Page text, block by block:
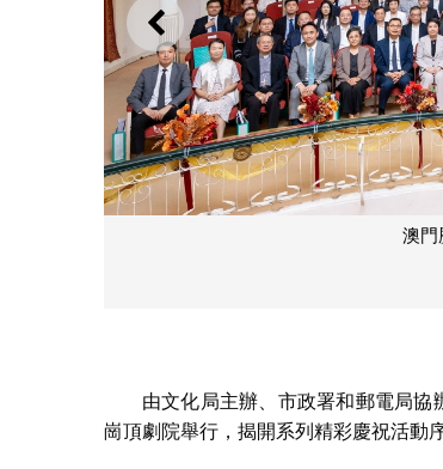
上一則
澳門
由文化局主辦、市政署和郵電局協
崗頂劇院舉行，揭開系列精彩慶祝活動